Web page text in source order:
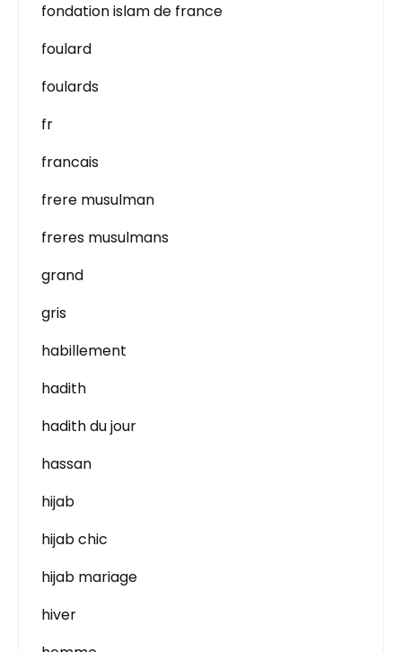
fondation islam de france
foulard
foulards
fr
francais
frere musulman
freres musulmans
grand
gris
habillement
hadith
hadith du jour
hassan
hijab
hijab chic
hijab mariage
hiver